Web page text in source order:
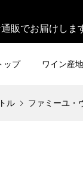
販でお届けしま
ップ ワイン産
ル ファミーユ・